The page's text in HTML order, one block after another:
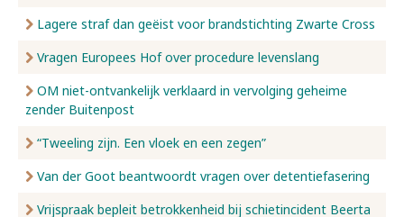
Lagere straf dan geëist voor brandstichting Zwarte Cross
Vragen Europees Hof over procedure levenslang
OM niet-ontvankelijk verklaard in vervolging geheime
zender Buitenpost
“Tweeling zijn. Een vloek en een zegen”
Van der Goot beantwoordt vragen over detentiefasering
Vrijspraak bepleit betrokkenheid bij schietincident Beerta